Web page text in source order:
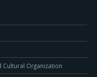
Cultural Organization